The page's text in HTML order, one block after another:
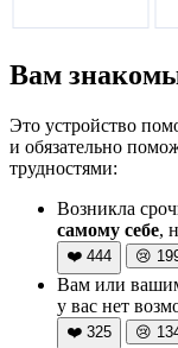
Вам
Это устройство
и обязательно
трудностями:
Возникла
самому себе,
❤️ 444 😢
Вам или
у вас нет
❤️ 325 😢